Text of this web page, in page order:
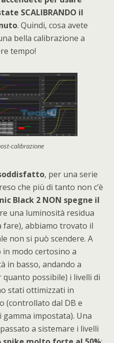
SCALIBRANDO il
. Quindi, cosa avete
bella calibrazione a
tempo!
calibrazione
, per una serie
che più di tanto non c’è
Black 2 NON spegne il
una luminosità residua
fare), abbiamo trovato il
non si può scendere. A
modo certosino a
in basso, andando a
possibile) i livelli di
stati ottimizzati in
(controllato dal DB e
impostata). Una
a sistemare i livelli